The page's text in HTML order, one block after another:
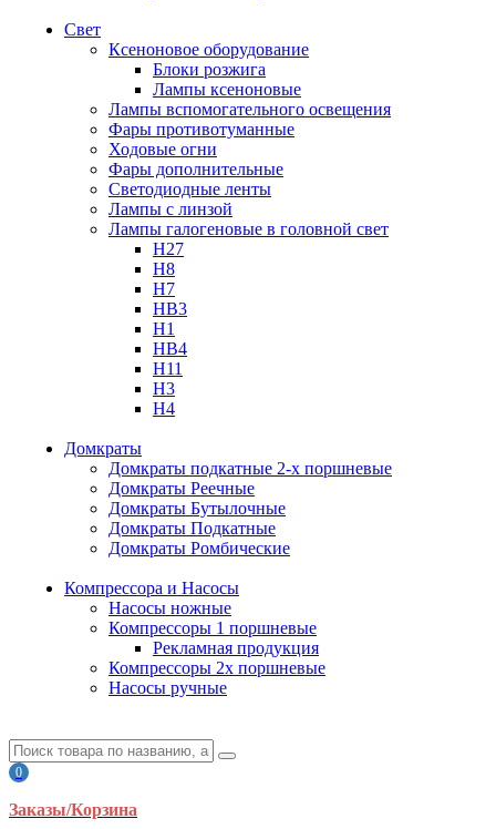
Свет
Ксеноновое оборудование
Блоки розжига
Лампы ксеноновые
Лампы вспомогательного освещения
Фары противотуманные
Ходовые огни
Фары дополнительные
Светодиодные ленты
Лампы с линзой
Лампы галогеновые в головной свет
H27
H8
H7
HB3
H1
HB4
H11
H3
H4
Домкраты
Домкраты подкатные 2-х поршневые
Домкраты Реечные
Домкраты Бутылочные
Домкраты Подкатные
Домкраты Ромбические
Компрессора и Насосы
Насосы ножные
Компрессоры 1 поршневые
Рекламная продукция
Компрессоры 2х поршневые
Насосы ручные
0
Заказы/Корзина